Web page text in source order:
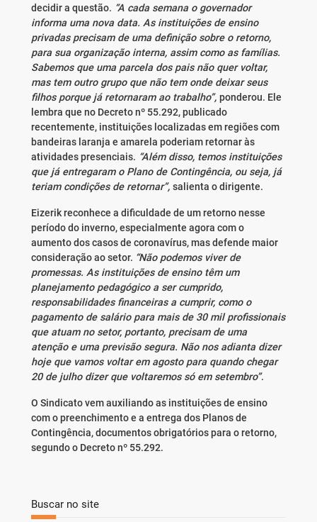
decidir a questão. “A cada semana o governador
informa uma nova data. As instituições de ensino
privadas precisam de uma definição sobre o retorno,
para sua organização interna, assim como as famílias.
Sabemos que uma parcela dos pais não quer voltar,
mas tem outro grupo que não tem onde deixar seus
filhos porque já retornaram ao trabalho”, ponderou. Ele
lembra que no Decreto nº 55.292, publicado
recentemente, instituições localizadas em regiões com
bandeiras laranja e amarela poderiam retornar às
atividades presenciais. “Além disso, temos instituições
que já entregaram o Plano de Contingência, ou seja, já
teriam condições de retornar”, salienta o dirigente.
Eizerik reconhece a dificuldade de um retorno nesse
período do inverno, especialmente agora com o
aumento dos casos de coronavírus, mas defende maior
consideração ao setor. “Não podemos viver de
promessas. As instituições de ensino têm um
planejamento pedagógico a ser cumprido,
responsabilidades financeiras a cumprir, como o
pagamento de salário para mais de 30 mil profissionais
que atuam no setor, portanto, precisam de uma
atenção e uma previsão segura. Não nos adianta dizer
hoje que vamos voltar em agosto para quando chegar
20 de julho dizer que voltaremos só em setembro”.
O Sindicato vem auxiliando as instituições de ensino
com o preenchimento e a entrega dos Planos de
Contingência, documentos obrigatórios para o retorno,
segundo o Decreto nº 55.292.
Buscar no site